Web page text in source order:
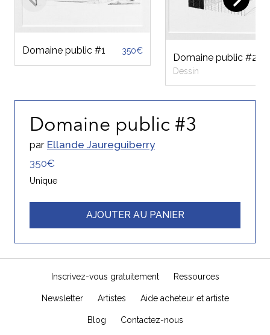
Domaine public #1 350€
Domaine public #2
Dessin
Domaine public #3
par Ellande Jaureguiberry
350€
Unique
AJOUTER AU PANIER
Inscrivez-vous gratuitement Ressources
Newsletter Artistes Aide acheteur et artiste
Blog Contactez-nous